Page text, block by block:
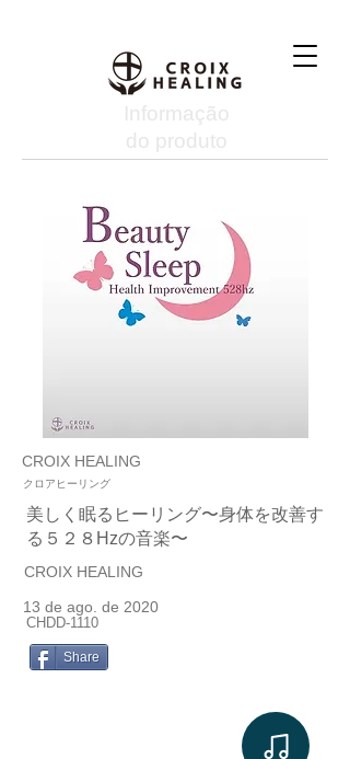
Informação
do produto
CROIX HEALING
クロアヒーリング
美しく眠るヒーリング〜身体を改善す
る５２８Hzの音楽〜
CROIX HEALING
13 de ago. de 2020
CHDD-1110
Share